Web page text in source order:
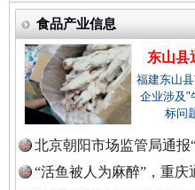
中
三年瞒报超千万 隐匿收入
食品产业信息
东山县
福建东山
企业涉及"
标问
北京朝阳市场监管局通报
“活鱼被人为麻醉”，重庆